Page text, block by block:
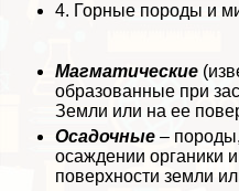
4. Горные породы и
Магматические
образованные при
Земли или на ее
Осадочные –
осаждении органики
поверхности земли